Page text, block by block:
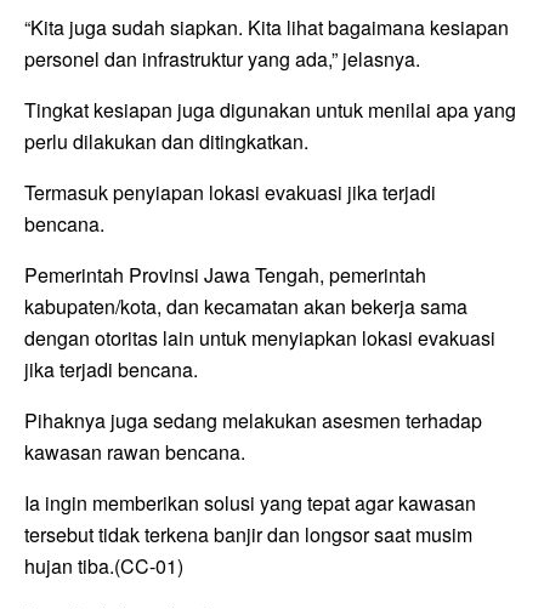
“Kita juga sudah siapkan. Kita lihat bagaimana kesiapan
personel dan infrastruktur yang ada,” jelasnya.
Tingkat kesiapan juga digunakan untuk menilai apa yang
perlu dilakukan dan ditingkatkan.
Termasuk penyiapan lokasi evakuasi jika terjadi
bencana.
Pemerintah Provinsi Jawa Tengah, pemerintah
kabupaten/kota, dan kecamatan akan bekerja sama
dengan otoritas lain untuk menyiapkan lokasi evakuasi
jika terjadi bencana.
Pihaknya juga sedang melakukan asesmen terhadap
kawasan rawan bencana.
Ia ingin memberikan solusi yang tepat agar kawasan
tersebut tidak terkena banjir dan longsor saat musim
hujan tiba.(CC-01)